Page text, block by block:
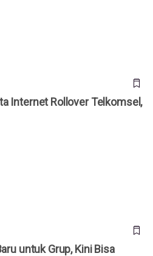
Internet Rollover Telkomsel,
untuk Grup, Kini Bisa